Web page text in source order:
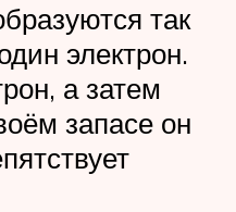
так
электрон.
а затем
запасе он